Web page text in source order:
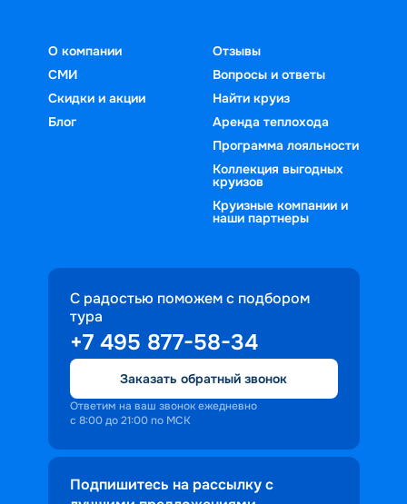
О компании
СМИ
Скидки и акции
Блог
Отзывы
Вопросы и ответы
Найти круиз
Аренда теплохода
Программа лояльности
Коллекция выгодных
круизов
Круизные компании и
наши партнеры
С радостью поможем с подбором
тура
+7 495 877-58-34
Заказать обратный звонок
Ответим на ваш звонок ежедневно
с 8:00 до 21:00 по МСК
Подпишитесь на рассылку с